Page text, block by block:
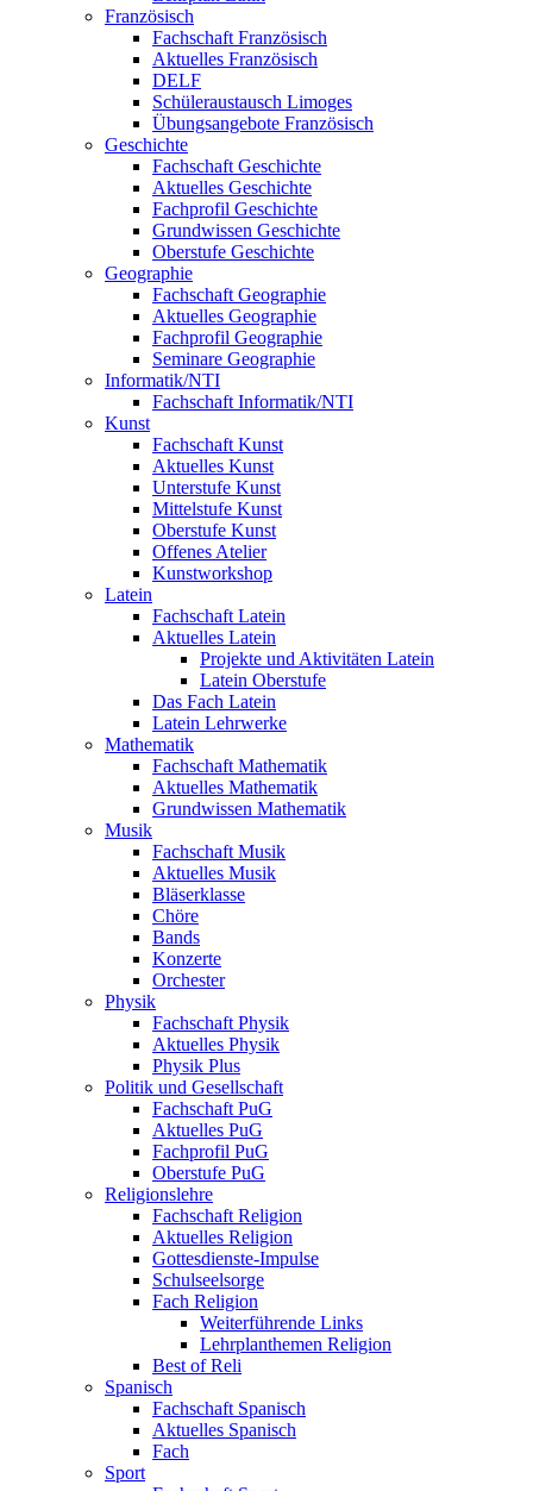
Französisch
Fachschaft Französisch
Aktuelles Französisch
DELF
Schüleraustausch Limoges
Übungsangebote Französisch
Geschichte
Fachschaft Geschichte
Aktuelles Geschichte
Fachprofil Geschichte
Grundwissen Geschichte
Oberstufe Geschichte
Geographie
Fachschaft Geographie
Aktuelles Geographie
Fachprofil Geographie
Seminare Geographie
Informatik/NTI
Fachschaft Informatik/NTI
Kunst
Fachschaft Kunst
Aktuelles Kunst
Unterstufe Kunst
Mittelstufe Kunst
Oberstufe Kunst
Offenes Atelier
Kunstworkshop
Latein
Fachschaft Latein
Aktuelles Latein
Projekte und Aktivitäten Latein
Latein Oberstufe
Das Fach Latein
Latein Lehrwerke
Mathematik
Fachschaft Mathematik
Aktuelles Mathematik
Grundwissen Mathematik
Musik
Fachschaft Musik
Aktuelles Musik
Bläserklasse
Chöre
Bands
Konzerte
Orchester
Physik
Fachschaft Physik
Aktuelles Physik
Physik Plus
Politik und Gesellschaft
Fachschaft PuG
Aktuelles PuG
Fachprofil PuG
Oberstufe PuG
Religionslehre
Fachschaft Religion
Aktuelles Religion
Gottesdienste-Impulse
Schulseelsorge
Fach Religion
Weiterführende Links
Lehrplanthemen Religion
Best of Reli
Spanisch
Fachschaft Spanisch
Aktuelles Spanisch
Fach
Sport